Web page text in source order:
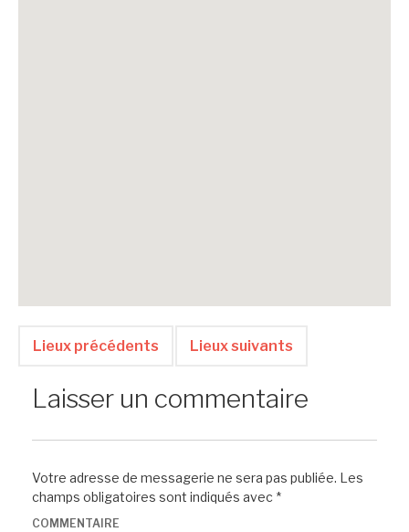
Lieux précédents Lieux suivants
Laisser un commentaire
Votre adresse de messagerie ne sera pas publiée. Les
champs obligatoires sont indiqués avec *
COMMENTAIRE